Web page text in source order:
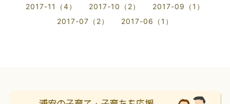
2017-11（4）
2017-10（2）
2017-09（1）
2017-07（2）
2017-06（1）